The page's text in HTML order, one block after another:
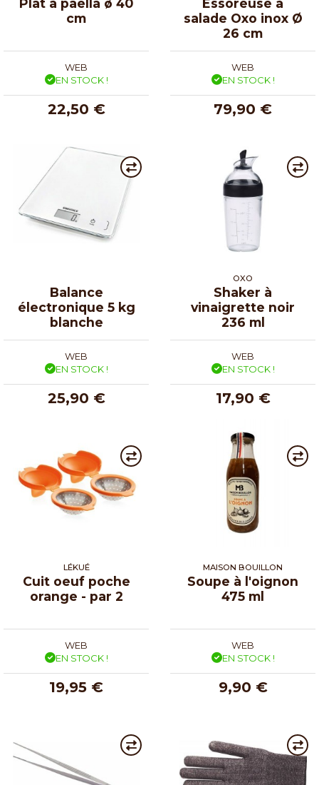
cm
WEB
EN STOCK !
22,50 €
salade Oxo inox Ø
26 cm
WEB
EN STOCK !
79,90 €
Balance
électronique 5 kg
blanche
WEB
EN STOCK !
25,90 €
OXO
Shaker à
vinaigrette noir
236 ml
WEB
EN STOCK !
17,90 €
LÉKUÉ
Cuit oeuf poche
orange - par 2
WEB
EN STOCK !
19,95 €
MAISON BOUILLON
Soupe à l'oignon
475 ml
WEB
EN STOCK !
9,90 €